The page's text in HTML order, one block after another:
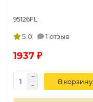
95126FL
5.0 1 отзыв
1937 ₽
В корзину